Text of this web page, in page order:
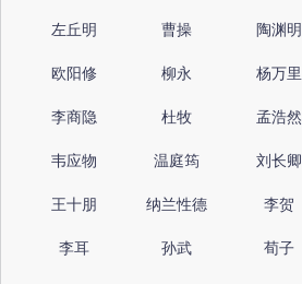
左丘明 曹操 陶渊明
欧阳修 柳永 杨万里
李商隐 杜牧 孟浩然
韦应物 温庭筠 刘长卿
王十朋 纳兰性德 李贺
李耳 孙武 荀子